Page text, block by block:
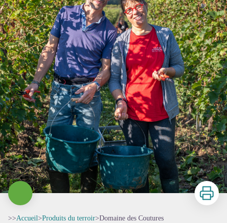
Imprimer
>>Accueil>Produits du terroir>Domaine des Coutures